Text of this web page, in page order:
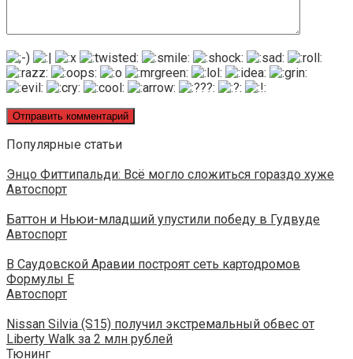
Популярные статьи
Энцо Фиттипальди: Всё могло сложиться гораздо хуже
Автоспорт
Баттон и Ньюи-младший упустили победу в Гудвуде
Автоспорт
В Саудовской Аравии построят сеть картодромов
Формулы E
Автоспорт
Nissan Silvia (S15) получил экстремальный обвес от
Liberty Walk за 2 млн рублей
Тюнинг